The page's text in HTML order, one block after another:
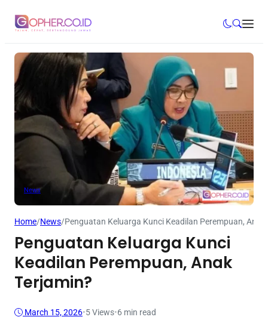
News
Home/News/Penguatan Keluarga Kunci Keadilan Perempuan, Anak
Penguatan Keluarga Kunci
Keadilan Perempuan, Anak
Terjamin?
March 15, 2026•5Views•6 min read